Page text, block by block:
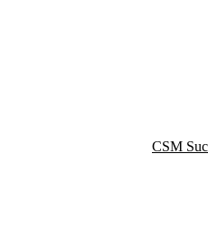
CSM